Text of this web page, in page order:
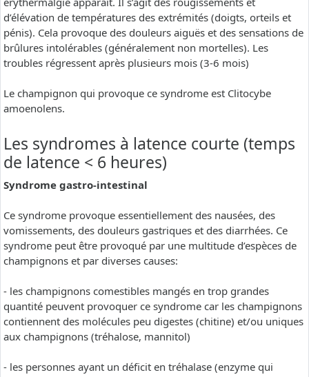
d’élévation de températures des extrémités (doigts, orteils et
pénis). Cela provoque des douleurs aiguës et des sensations de
brûlures intolérables (généralement non mortelles). Les
troubles régressent après plusieurs mois (3-6 mois)
Le champignon qui provoque ce syndrome est Clitocybe
amoenolens.
Les syndromes à latence courte (temps
de latence < 6 heures)
Syndrome gastro-intestinal
Ce syndrome provoque essentiellement des nausées, des
vomissements, des douleurs gastriques et des diarrhées. Ce
syndrome peut être provoqué par une multitude d’espèces de
champignons et par diverses causes:
- les champignons comestibles mangés en trop grandes
quantité peuvent provoquer ce syndrome car les champignons
contiennent des molécules peu digestes (chitine) et/ou uniques
aux champignons (tréhalose, mannitol)
- les personnes ayant un déficit en tréhalase (enzyme qui